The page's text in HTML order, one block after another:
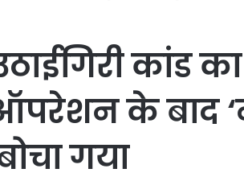
कांड
के बाद
गया